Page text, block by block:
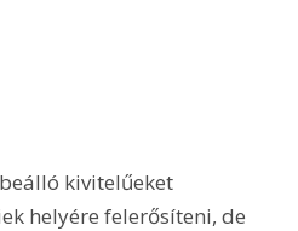
kivitelűeket
helyére felerősíteni, de